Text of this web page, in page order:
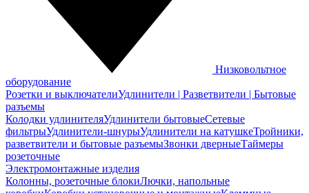
Низковольтное
оборудование
Розетки и выключателиУдлинители | Разветвители | Бытовые
разъемы
Колодки удлинителяУдлинители бытовыеСетевые
фильтрыУдлинители-шнурыУдлинители на катушкеТройники,
разветвители и бытовые разъемыЗвонки дверныеТаймеры
розеточные
Электромонтажные изделия
Колонны, розеточные блокиЛючки, напольные